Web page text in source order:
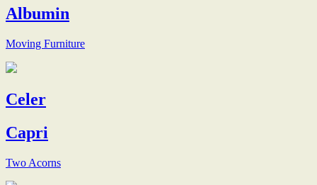
Albumin
Moving Furniture
Celer
Capri
Two Acorns